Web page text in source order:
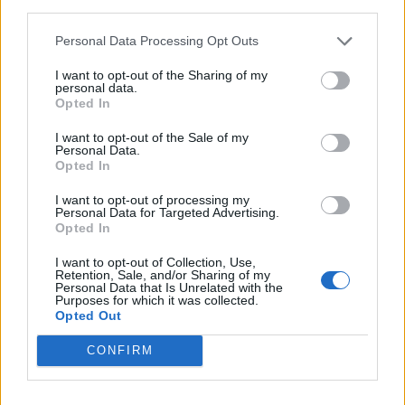
Personal Data Processing Opt Outs
I want to opt-out of the Sharing of my
personal data.
Opted In
I want to opt-out of the Sale of my
Personal Data.
Opted In
I want to opt-out of processing my
Personal Data for Targeted Advertising.
Opted In
I want to opt-out of Collection, Use,
Retention, Sale, and/or Sharing of my
Personal Data that Is Unrelated with the
Purposes for which it was collected.
Opted Out
CONFIRM
Tipo dePrecio
Gasto
Gasto
Gasto
Gasolina 95
0,00€ 0l.- 0,00€
0,00€ 0 0l.- 0,00€
Bio diesel
Estado del tráfico e incidencias de la DGT en
Ortigueira
Actualmente no hay incidencias de tráfico cerca de
según la dirección general de tráfico
Estado del tráfico e incidencias de la DGT en
Parla
Actualmente no hay incidencias de tráfico cerca de
según la dirección general de tráfico